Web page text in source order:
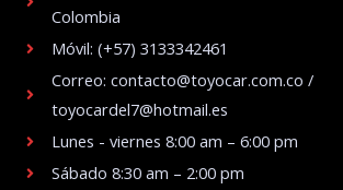
Colombia
Móvil: (+57) 3133342461
Correo: contacto@toyocar.com.co /
toyocardel7@hotmail.es
Lunes - viernes 8:00 am – 6:00 pm
Sábado 8:30 am – 2:00 pm